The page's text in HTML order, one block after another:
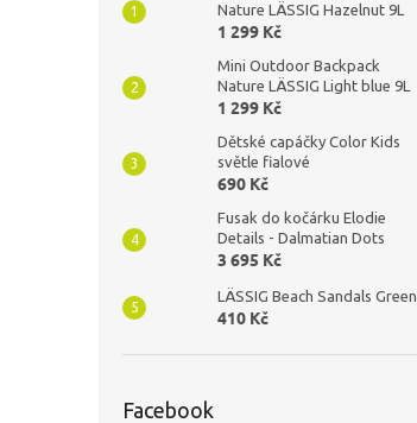
Nature LÄSSIG Hazelnut 9L
1 299 Kč
Mini Outdoor Backpack
Nature LÄSSIG Light blue 9L
1 299 Kč
Dětské capáčky Color Kids
světle fialové
690 Kč
Fusak do kočárku Elodie
Details - Dalmatian Dots
3 695 Kč
LÄSSIG Beach Sandals Green
410 Kč
Facebook